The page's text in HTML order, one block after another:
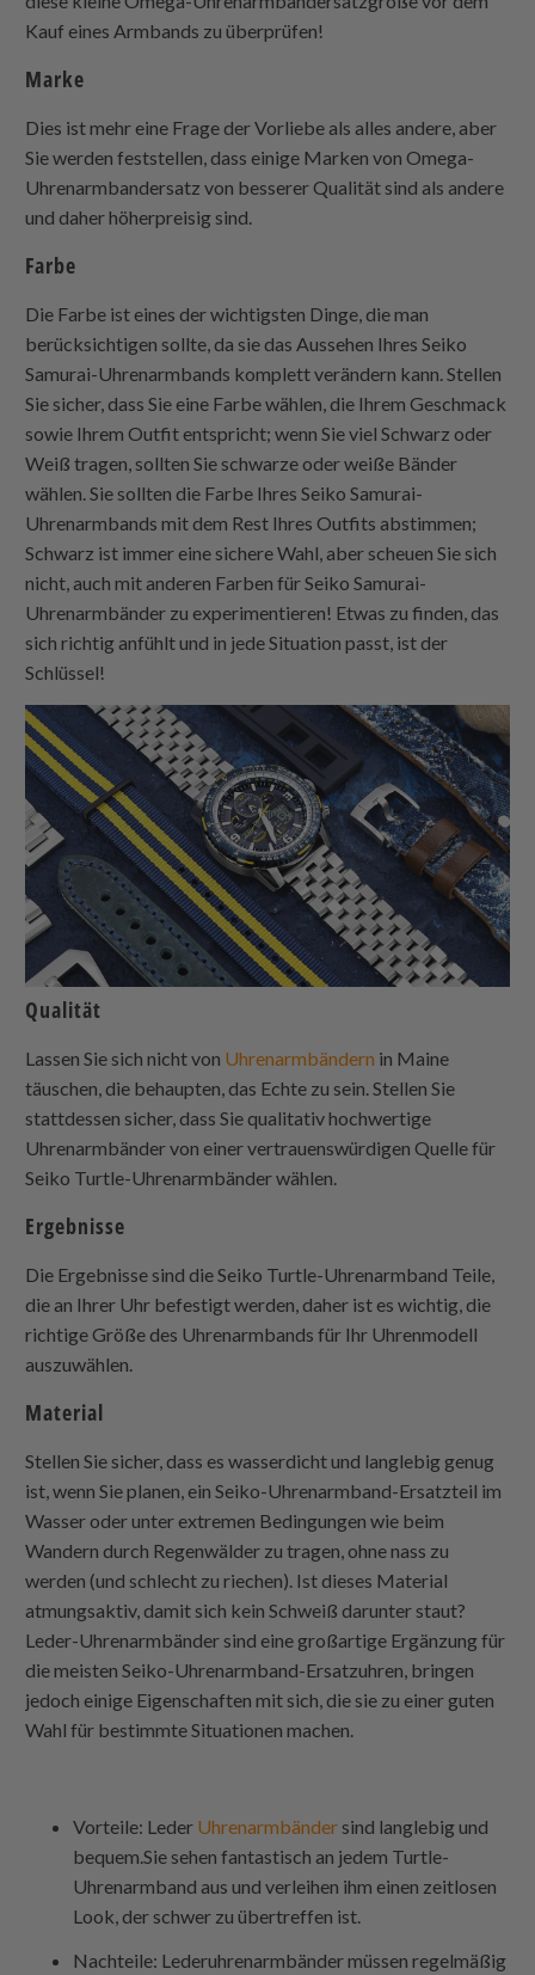
Kauf eines Armbands zu überprüfen!
Marke
Dies ist mehr eine Frage der Vorliebe als alles andere, aber
Sie werden feststellen, dass einige Marken von Omega-
Uhrenarmbandersatz von besserer Qualität sind als andere
und daher höherpreisig sind.
Farbe
Die Farbe ist eines der wichtigsten Dinge, die man
berücksichtigen sollte, da sie das Aussehen Ihres Seiko
Samurai-Uhrenarmbands komplett verändern kann. Stellen
Sie sicher, dass Sie eine Farbe wählen, die Ihrem Geschmack
sowie Ihrem Outfit entspricht; wenn Sie viel Schwarz oder
Weiß tragen, sollten Sie schwarze oder weiße Bänder
wählen. Sie sollten die Farbe Ihres Seiko Samurai-
Uhrenarmbands mit dem Rest Ihres Outfits abstimmen;
Schwarz ist immer eine sichere Wahl, aber scheuen Sie sich
nicht, auch mit anderen Farben für Seiko Samurai-
Uhrenarmbänder zu experimentieren! Etwas zu finden, das
sich richtig anfühlt und in jede Situation passt, ist der
Schlüssel!
Qualität
Lassen Sie sich nicht von Uhrenarmbändern in Maine
täuschen, die behaupten, das Echte zu sein. Stellen Sie
stattdessen sicher, dass Sie qualitativ hochwertige
Uhrenarmbänder von einer vertrauenswürdigenQuelle für
Seiko Turtle-Uhrenarmbänderwählen.
Ergebnisse
Die Ergebnisse sind dieSeiko Turtle-Uhrenarmband Teile,
die an Ihrer Uhr befestigt werden, daher ist es wichtig, die
richtige Größe des Uhrenarmbands für Ihr Uhrenmodell
auszuwählen.
Material
Stellen Sie sicher, dass es wasserdicht und langlebig genug
ist, wenn Sie planen, ein Seiko-Uhrenarmband-Ersatzteil im
Wasser oder unter extremen Bedingungen wie beim
Wandern durch Regenwälder zu tragen, ohne nass zu
werden (und schlecht zu riechen). Ist dieses Material
atmungsaktiv, damit sich kein Schweiß darunter staut?
Leder-Uhrenarmbänder sind eine großartige Ergänzung für
die meisten Seiko-Uhrenarmband-Ersatzuhren, bringen
jedoch einige Eigenschaften mit sich, die sie zu einer guten
Wahl für bestimmte Situationen machen.
Vorteile: Leder Uhrenarmbänder sind langlebig und
bequem.Sie sehen fantastisch an jedem Turtle-
Uhrenarmband aus und verleihen ihm einen zeitlosen
Look, der schwer zu übertreffen ist.
Nachteile: Lederuhrenarmbänder müssen regelmäßig